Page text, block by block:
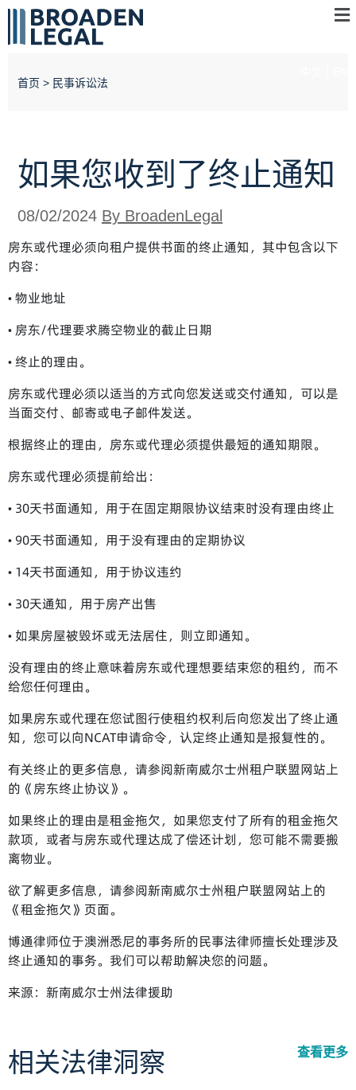
首页 > 民事诉讼法
如果您收到了终止通知
08/02/2024 By BroadenLegal
房东或代理必须向租户提供书面的终止通知，其中包含以下
内容：
• 物业地址
• 房东/代理要求腾空物业的截止日期
• 终止的理由。
房东或代理必须以适当的方式向您发送或交付通知，可以是
当面交付、邮寄或电子邮件发送。
根据终止的理由，房东或代理必须提供最短的通知期限。
房东或代理必须提前给出：
• 30天书面通知，用于在固定期限协议结束时没有理由终止
• 90天书面通知，用于没有理由的定期协议
• 14天书面通知，用于协议违约
• 30天通知，用于房产出售
• 如果房屋被毁坏或无法居住，则立即通知。
没有理由的终止意味着房东或代理想要结束您的租约，而不
给您任何理由。
如果房东或代理在您试图行使租约权利后向您发出了终止通
知，您可以向NCAT申请命令，认定终止通知是报复性的。
有关终止的更多信息，请参阅新南威尔士州租户联盟网站上
的《房东终止协议》。
如果终止的理由是租金拖欠，如果您支付了所有的租金拖欠
款项，或者与房东或代理达成了偿还计划，您可能不需要搬
离物业。
欲了解更多信息，请参阅新南威尔士州租户联盟网站上的
《租金拖欠》页面。
博通律师位于澳洲悉尼的事务所的民事法律师擅长处理涉及
终止通知的事务。我们可以帮助解决您的问题。
来源： 新南威尔士州法律援助
相关法律洞察 查看更多